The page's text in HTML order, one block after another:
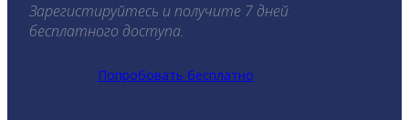
Зарегистируйтесь и получите 7 дней
бесплатного доступа.
Попробовать бесплатно